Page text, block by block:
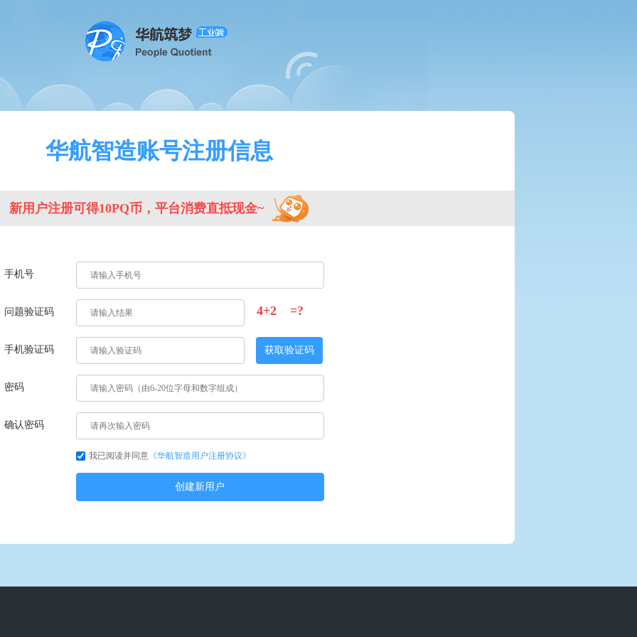
华航智造账号注册信息
新用户注册可得10PQ币，平台消费直抵现金~
手机号
问题验证码 4+2 =?
手机验证码 获取验证码
密码
确认密码
我已阅读并同意《华航智造用户注册协议》
创建新用户